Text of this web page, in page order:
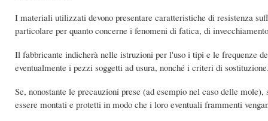
I materiali utilizzati devono presentare caratteristiche di resistenza
particolare per quanto concerne i fenomeni di fatica, di
Il fabbricante indicherà nelle istruzioni per l'uso i tipi e le frequenze
eventualmente i pezzi soggetti ad usura, nonché i criteri di
Se, nonostante le precauzioni prese (ad esempio nel caso delle
essere montati e protetti in modo che i loro eventuali frammenti